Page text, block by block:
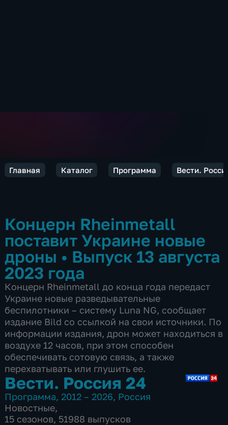
Главная Каталог Программа Вести.
Концерн Rheinmetall
поставит Украине новые
дроны • Выпуск 13 августа
2023 года
Концерн Rheinmetall до конца года передаст
Украине новые разведывательные
беспилотники – систему Luna NG, сообщает
издание Bild со ссылкой на свои источники. По
информации издания, дрон может находиться в
воздухе 12 часов, при этом способен
обеспечивать сотовую связь, а также
перехватывать или глушить ее.
Вести. Россия 24
Программа, 2012 – 2026, Россия
Новостные,
15 сезонов, 51988 выпусков